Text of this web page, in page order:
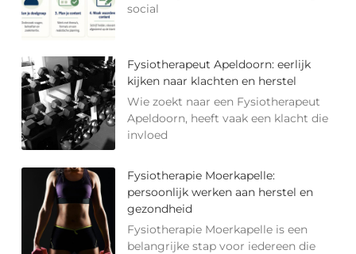
social
Fysiotherapeut Apeldoorn: eerlijk
kijken naar klachten en herstel
Wie zoekt naar een Fysiotherapeut
Apeldoorn, heeft vaak een klacht die
invloed
Fysiotherapie Moerkapelle:
persoonlijk werken aan herstel en
gezondheid
Fysiotherapie Moerkapelle is een
belangrijke stap voor iedereen die